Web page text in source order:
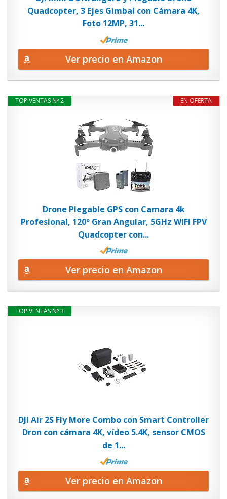
Quadcopter, 3 Ejes Gimbal con Cámara 4K,
Foto 12MP, 31...
Ver precio en Amazon
EN OFERTA
TOP VENTAS Nº 2
Drone Plegable GPS con Camara 4k
Profesional, 120º Gran Angular, 5GHz WiFi FPV
Quadcopter con...
Ver precio en Amazon
TOP VENTAS Nº 3
DJI Air 2S Fly More Combo con Smart Controller
Dron con cámara 4K, vídeo 5.4K, sensor CMOS
de 1...
Ver precio en Amazon